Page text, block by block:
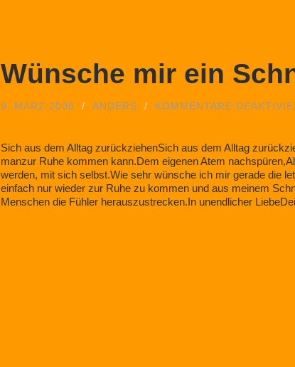
Wünsche mir ein
9. MÄRZ 2008 / ANDERS / KOMMENTARE
Sich aus dem Alltag zurückziehenSich aus dem Alltag
manzur Ruhe kommen kann.Dem eigenen Atem
werden, mit sich selbst.Wie sehr wünsche ich mir gerade die
einfach nur wieder zur Ruhe zu kommen und aus meinem
Menschen die Fühler herauszustrecken.In unendlicher